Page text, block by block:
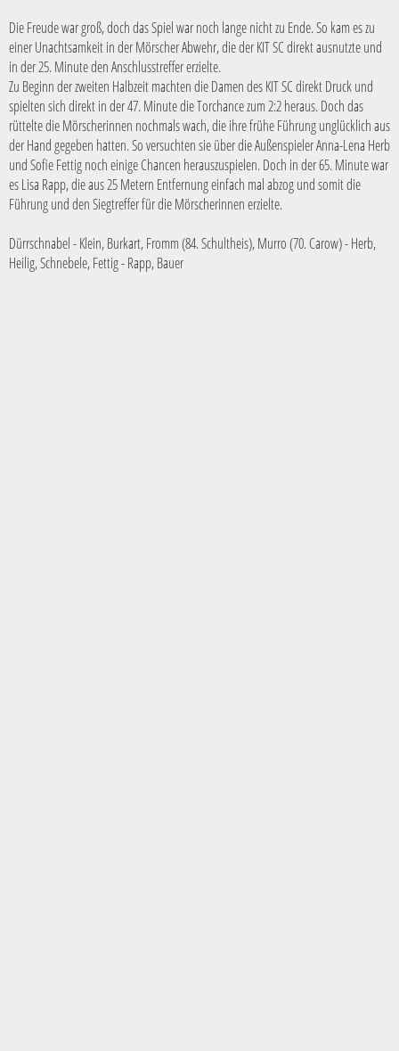
Die Freude war groß, doch das Spiel war noch lange nicht zu Ende. So kam es zu
einer Unachtsamkeit in der Mörscher Abwehr, die der KIT SC direkt ausnutzte und
in der 25. Minute den Anschlusstreffer erzielte.
Zu Beginn der zweiten Halbzeit machten die Damen des KIT SC direkt Druck und
spielten sich direkt in der 47. Minute die Torchance zum 2:2 heraus. Doch das
rüttelte die Mörscherinnen nochmals wach, die ihre frühe Führung unglücklich aus
der Hand gegeben hatten. So versuchten sie über die Außenspieler Anna-Lena Herb
und Sofie Fettig noch einige Chancen herauszuspielen. Doch in der 65. Minute war
es Lisa Rapp, die aus 25 Metern Entfernung einfach mal abzog und somit die
Führung und den Siegtreffer für die Mörscherinnen erzielte.
Dürrschnabel - Klein, Burkart, Fromm (84. Schultheis), Murro (70. Carow) - Herb,
Heilig, Schnebele, Fettig - Rapp, Bauer